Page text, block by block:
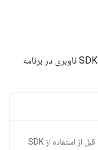
مراحل زیر یک سناریوی معمول برای استفاده از SDK ناوبری در برنامه
قبل از استفاده از SDK